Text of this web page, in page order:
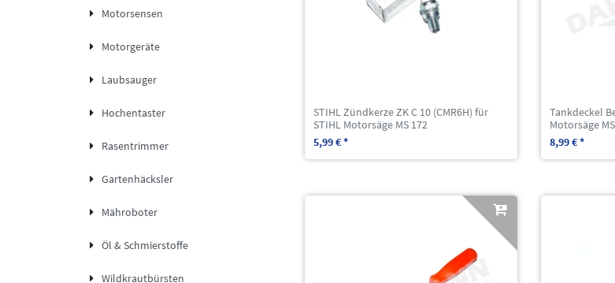
Motorsensen
Motorgeräte
Laubsauger
Hochentaster
Rasentrimmer
Gartenhäcksler
Mähroboter
Öl & Schmierstoffe
Wildkrautbürsten
STIHL Zündkerze ZK C 10 (CMR6H) für
STIHL Motorsäge MS 172
5,99 € *
Tankdeckel
Motorsäge
8,99 € *